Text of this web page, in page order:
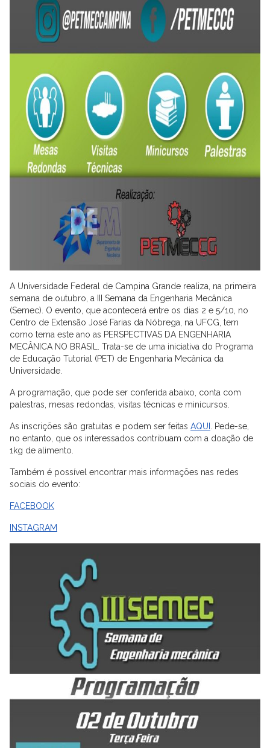
A Universidade Federal de Campina Grande realiza, na primeira
semana de outubro, a III Semana da Engenharia Mecânica
(Semec). O evento, que acontecerá entre os dias 2 e 5/10, no
Centro de Extensão José Farias da Nóbrega, na UFCG, tem
como tema este ano as PERSPECTIVAS DA ENGENHARIA
MECÂNICA NO BRASIL. Trata-se de uma iniciativa do Programa
de Educação Tutorial (PET) de Engenharia Mecânica da
Universidade.
A programação, que pode ser conferida abaixo, conta com
palestras, mesas redondas, visitas técnicas e minicursos.
As inscrições são gratuitas e podem ser feitas AQUI . Pede-se,
no entanto, que os interessados contribuam com a doação de
1kg de alimento.
Também é possível encontrar mais informações nas redes
sociais do evento:
FACEBOOK
INSTAGRAM